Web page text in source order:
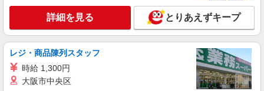
ケーズデンキ 箕面店
携帯販売スタッフ（短時間）
【平日17時まで】時給1580円 【平日17時以
降・土日祝】時給1680円 〜スタート時の時給で
す〜 ★昇給・昇格制度（年1回）／賞与あり ※ケーズデンキ 箕面店 ◆大阪府箕面市石丸1-3-
6 ☆車通勤OK・バイク通勤OK！（当社規定あ
詳細を見る とりあえずキープ
レジ・商品陳列スタッフ
時給 1,300円
大阪市中央区